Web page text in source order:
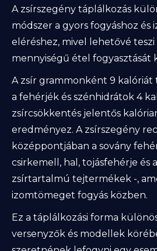
A zsírszegény táplálkozás
módszer a gyors fogyáshoz és
eléréshez, mivel lehetővé
mennyiségű étel fogyasztását
A zsír grammonként 9 kalóriát
a fehérjék és szénhidrátok 4
zsírcsökkentés jelentős
eredményez. A zsírszegény
középpontjában a sovány
csirkemell, hal, tojásfehérje és
zsírtartalmú tejtermékek -,
izomtömeget fogyás közben.
Ez a táplálkozási forma
versenyzők és modellek